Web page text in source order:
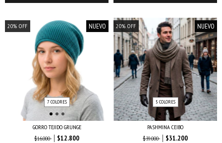
20% OFF NUEVO
7 COLORES
GORRO TEJIDO GRUNGE
$16.000
$12.800
20% OFF NUEVO
5 COLORES
PASHMINA CEIBO
$39.000
$31.200